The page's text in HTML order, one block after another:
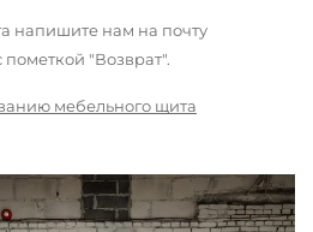
напишите нам на почту
"Возврат".
мебельного щита